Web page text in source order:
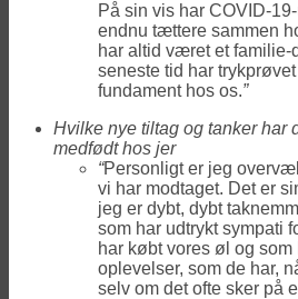
På sin vis har COVID-
endnu tættere sammen
har altid været et familie-
seneste tid har
fundament hos os.”
Hvilke nye tiltag og tanker har
medfødt hos jer
“Personligt er jeg
vi har modtaget. Det er
jeg er dybt, dybt
som har udtrykt sympati
har købt vores øl og
oplevelser, som de har,
selv om det ofte sker på